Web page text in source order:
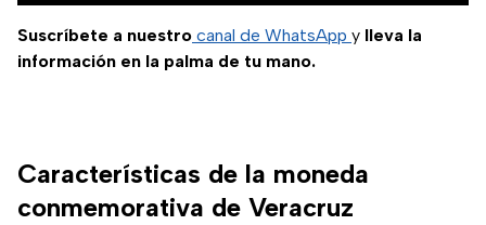
Suscríbete a nuestro canal de WhatsApp y lleva la
información en la palma de tu mano.
Características de la moneda
conmemorativa de Veracruz